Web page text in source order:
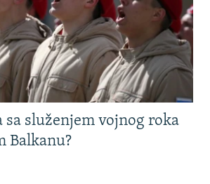
sa služenjem vojnog roka
Balkanu?